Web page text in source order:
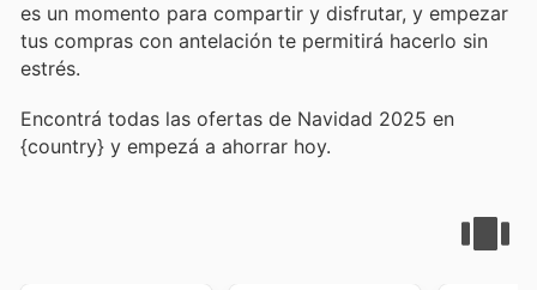
es un momento para compartir y disfrutar, y empezar
tus compras con antelación te permitirá hacerlo sin
estrés.
Encontrá todas las ofertas de Navidad 2025 en
{country} y empezá a ahorrar hoy.